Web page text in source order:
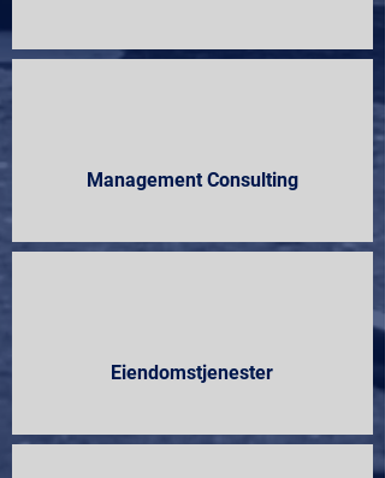
Management Consulting
Eiendomstjenester